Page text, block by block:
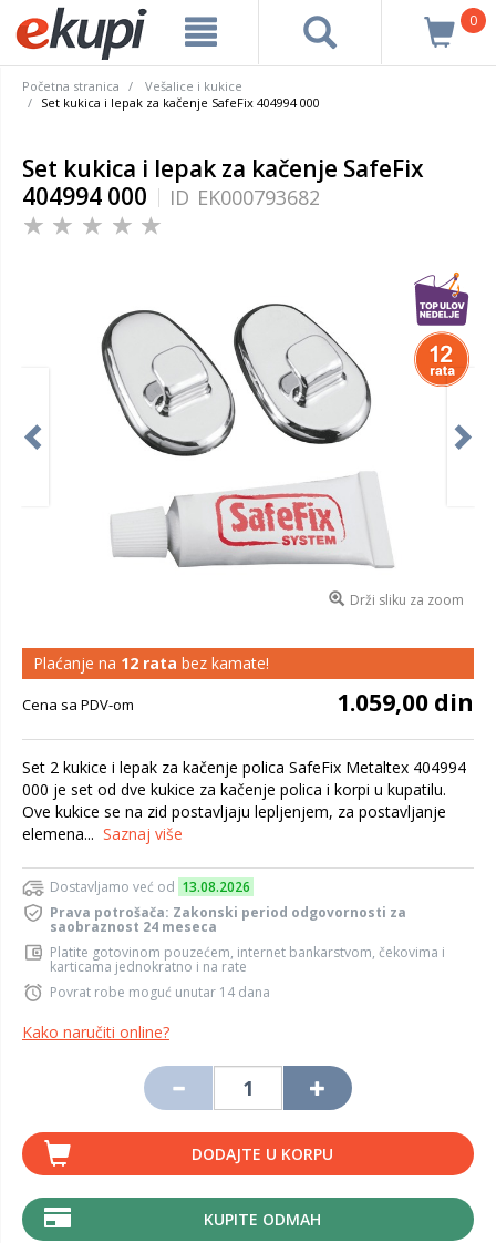
0
Početna stranica
Vešalice i kukice
Set kukica i lepak za kačenje SafeFix 404994 000
Set kukica i lepak za kačenje SafeFix
404994 000
ID EK000793682
Drži sliku za zoom
Plaćanje na 12 rata bez kamate!
Cena sa PDV-om 1.059,00 din
Set 2 kukice i lepak za kačenje polica SafeFix Metaltex 404994
000 je set od dve kukice za kačenje polica i korpi u kupatilu.
Ove kukice se na zid postavljaju lepljenjem, za postavljanje
elemena... Saznaj više
Dostavljamo već od 13.08.2026
Prava potrošača: Zakonski period odgovornosti za
saobraznost 24 meseca
Platite gotovinom pouzećem, internet bankarstvom, čekovima i
karticama jednokratno i na rate
Povrat robe moguć unutar 14 dana
Kako naručiti online?
DODAJTE U KORPU
KUPITE ODMAH